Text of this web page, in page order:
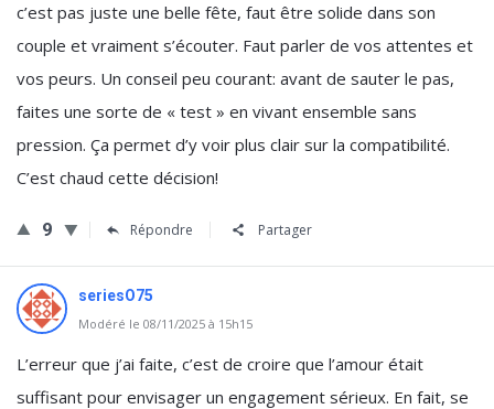
c’est pas juste une belle fête, faut être solide dans son
couple et vraiment s’écouter. Faut parler de vos attentes et
vos peurs. Un conseil peu courant: avant de sauter le pas,
faites une sorte de « test » en vivant ensemble sans
pression. Ça permet d’y voir plus clair sur la compatibilité.
C’est chaud cette décision!
9 Répondre Partager
seriesO75
Modéré le 08/11/2025 à 15h15
L’erreur que j’ai faite, c’est de croire que l’amour était
suffisant pour envisager un engagement sérieux. En fait, se